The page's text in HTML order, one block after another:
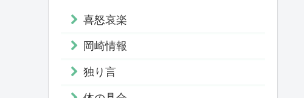
喜怒哀楽
岡崎情報
独り言